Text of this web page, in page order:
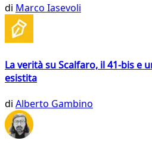
di Marco Iasevoli
La verità su Scalfaro, il 41-bis e
esistita
di Alberto Gambino